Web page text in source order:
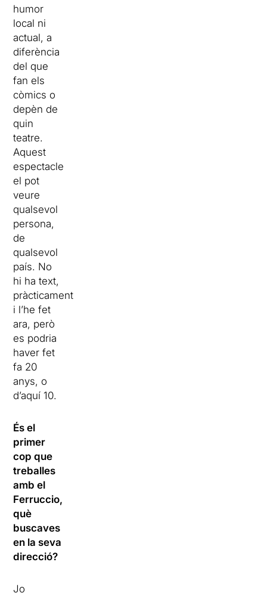
humor
local ni
actual, a
diferència
del que
fan els
còmics o
depèn de
quin
teatre.
Aquest
espectacle
el pot
veure
qualsevol
persona,
de
qualsevol
país. No
hi ha text,
pràcticament
i l’he fet
ara, però
es podria
haver fet
fa 20
anys, o
d’aquí 10.
És el
primer
cop que
treballes
amb el
Ferruccio,
què
buscaves
en la seva
direcció?
Jo